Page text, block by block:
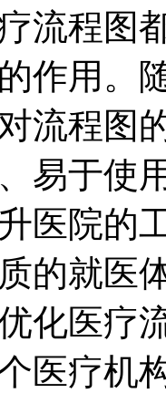
流程图
作用。
流程图
易于使
医院的
的就医
化医疗
医疗机